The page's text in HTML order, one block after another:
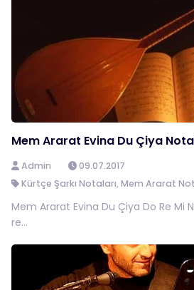
Mem Ararat Evina Du Çiya
Admin
09.07.2017
Kürtçe Şarkı Notaları, Mem Ararat
Mem Ararat Evina Du Çiya Do Re Mi
re...